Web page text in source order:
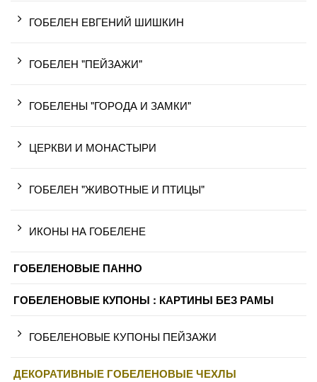
ГОБЕЛЕН ЕВГЕНИЙ ШИШКИН
ГОБЕЛЕН "ПЕЙЗАЖИ"
ГОБЕЛЕНЫ "ГОРОДА И ЗАМКИ"
ЦЕРКВИ И МОНАСТЫРИ
ГОБЕЛЕН "ЖИВОТНЫЕ И ПТИЦЫ"
ИКОНЫ НА ГОБЕЛЕНЕ
ГОБЕЛЕНОВЫЕ ПАННО
ГОБЕЛЕНОВЫЕ КУПОНЫ : КАРТИНЫ БЕЗ РАМЫ
ГОБЕЛЕНОВЫЕ КУПОНЫ ПЕЙЗАЖИ
ДЕКОРАТИВНЫЕ ГОБЕЛЕНОВЫЕ ЧЕХЛЫ